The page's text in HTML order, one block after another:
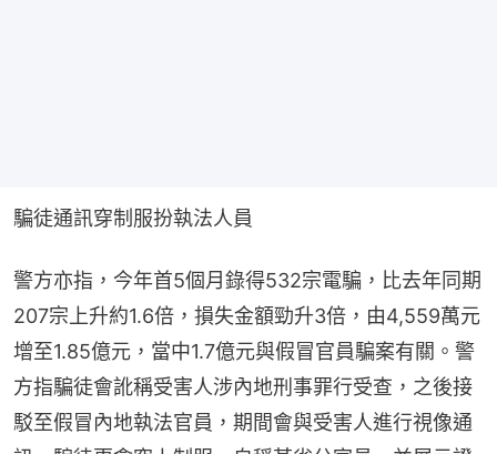
騙徒通訊穿制服扮執法人員
警方亦指，今年首5個月錄得532宗電騙，比去年同期
207宗上升約1.6倍，損失金額勁升3倍，由4,559萬元
增至1.85億元，當中1.7億元與假冒官員騙案有關。警
方指騙徒會訛稱受害人涉內地刑事罪行受查，之後接
駁至假冒內地執法官員，期間會與受害人進行視像通